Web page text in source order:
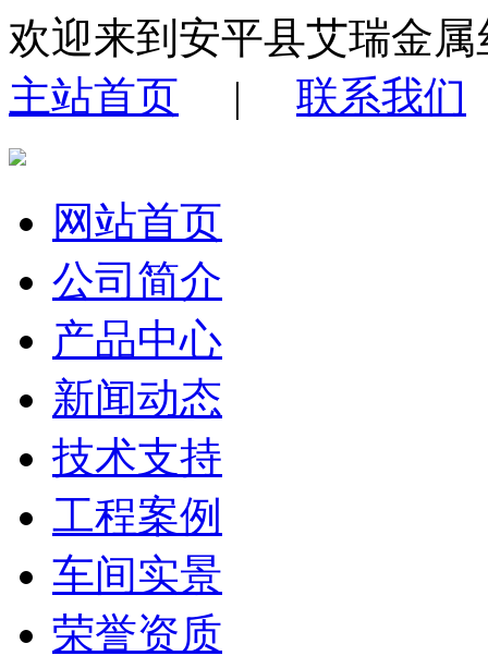
欢迎来到安平县艾瑞金
主站首页 | 联系我们
网站首页
公司简介
产品中心
新闻动态
技术支持
工程案例
车间实景
荣誉资质